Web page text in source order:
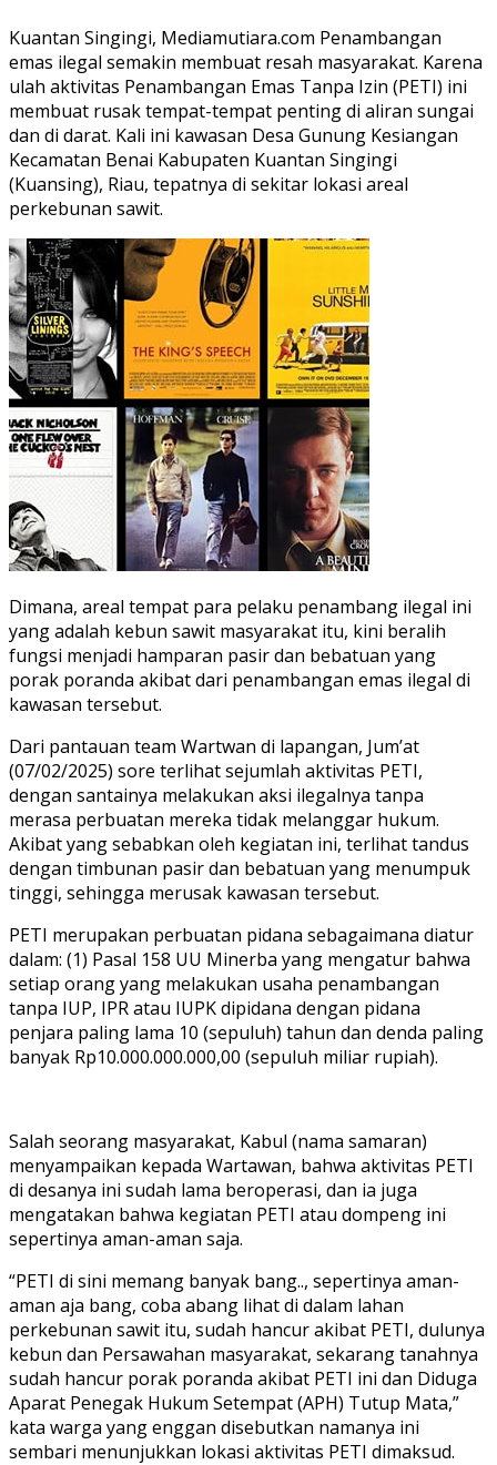
Kuantan Singingi, Mediamutiara.com Penambangan
emas ilegal semakin membuat resah masyarakat. Karena
ulah aktivitas Penambangan Emas Tanpa Izin (PETI) ini
membuat rusak tempat-tempat penting di aliran sungai
dan di darat. Kali ini kawasan Desa Gunung Kesiangan
Kecamatan Benai Kabupaten Kuantan Singingi
(Kuansing), Riau, tepatnya di sekitar lokasi areal
perkebunan sawit.
Dimana, areal tempat para pelaku penambang ilegal ini
yang adalah kebun sawit masyarakat itu, kini beralih
fungsi menjadi hamparan pasir dan bebatuan yang
porak poranda akibat dari penambangan emas ilegal di
kawasan tersebut.
Dari pantauan team Wartwan di lapangan, Jum’at
(07/02/2025) sore terlihat sejumlah aktivitas PETI,
dengan santainya melakukan aksi ilegalnya tanpa
merasa perbuatan mereka tidak melanggar hukum.
Akibat yang sebabkan oleh kegiatan ini, terlihat tandus
dengan timbunan pasir dan bebatuan yang menumpuk
tinggi, sehingga merusak kawasan tersebut.
PETI merupakan perbuatan pidana sebagaimana diatur
dalam: (1) Pasal 158 UU Minerba yang mengatur bahwa
setiap orang yang melakukan usaha penambangan
tanpa IUP, IPR atau IUPK dipidana dengan pidana
penjara paling lama 10 (sepuluh) tahun dan denda paling
banyak Rp10.000.000.000,00 (sepuluh miliar rupiah).
Salah seorang masyarakat, Kabul (nama samaran)
menyampaikan kepada Wartawan, bahwa aktivitas PETI
di desanya ini sudah lama beroperasi, dan ia juga
mengatakan bahwa kegiatan PETI atau dompeng ini
sepertinya aman-aman saja.
“PETI di sini memang banyak bang.., sepertinya aman-
aman aja bang, coba abang lihat di dalam lahan
perkebunan sawit itu, sudah hancur akibat PETI, dulunya
kebun dan Persawahan masyarakat, sekarang tanahnya
sudah hancur porak poranda akibat PETI ini dan Diduga
Aparat Penegak Hukum Setempat (APH) Tutup Mata,”
kata warga yang enggan disebutkan namanya ini
sembari menunjukkan lokasi aktivitas PETI dimaksud.